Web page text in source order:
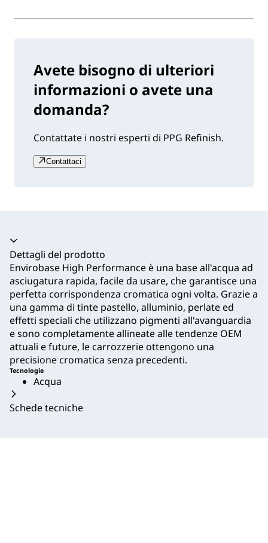
Avete bisogno di ulteriori
informazioni o avete una
domanda?
Contattate i nostri esperti di PPG Refinish.
Contattaci
Dettagli del prodotto
Envirobase High Performance è una base all'acqua ad
asciugatura rapida, facile da usare, che garantisce una
perfetta corrispondenza cromatica ogni volta. Grazie a
una gamma di tinte pastello, alluminio, perlate ed
effetti speciali che utilizzano pigmenti all'avanguardia
e sono completamente allineate alle tendenze OEM
attuali e future, le carrozzerie ottengono una
precisione cromatica senza precedenti.
Tecnologie
Acqua
Schede tecniche